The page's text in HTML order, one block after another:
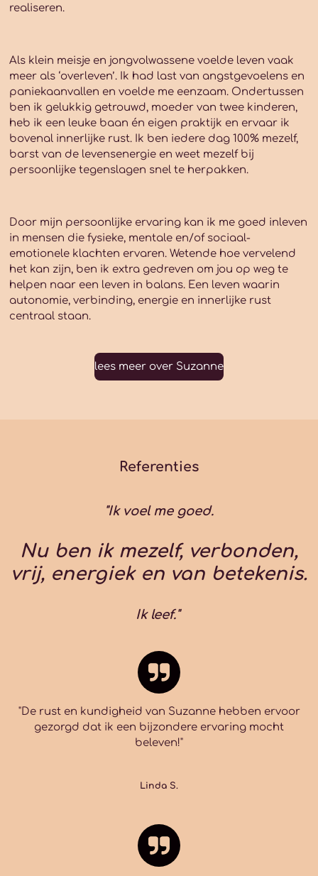
realiseren.
Als klein meisje en jongvolwassene voelde leven vaak
meer als ‘overleven’. Ik had last van angstgevoelens en
paniekaanvallen en voelde me eenzaam. Ondertussen
ben ik gelukkig getrouwd, moeder van twee kinderen,
heb ik een leuke baan én eigen praktijk en ervaar ik
bovenal innerlijke rust. Ik ben iedere dag 100% mezelf,
barst van de levensenergie en weet mezelf bij
persoonlijke tegenslagen snel te herpakken.
Door mijn persoonlijke ervaring kan ik me goed inleven
in mensen die fysieke, mentale en/of sociaal-
emotionele klachten ervaren. Wetende hoe vervelend
het kan zijn, ben ik extra gedreven om jou op weg te
helpen naar een leven in balans. Een leven waarin
autonomie, verbinding, energie en innerlijke rust
centraal staan.
lees meer over Suzanne
Referenties
"Ik voel me goed.
Nu ben ik mezelf, verbonden,
vrij, energiek en van betekenis.
Ik leef."
"De rust en kundigheid van Suzanne hebben ervoor
gezorgd dat ik een bijzondere ervaring mocht
beleven!"
Linda S.